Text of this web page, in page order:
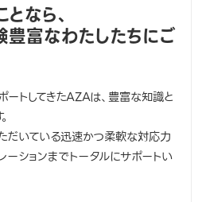
なら、
富なわたしたちにご
トしてきたAZAは、豊富な知識と
だいている迅速かつ柔軟な対応力
ーションまでトータルにサポートい